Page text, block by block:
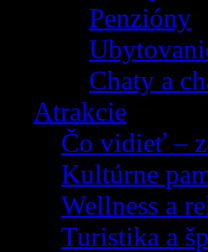
Penzióny
Chaty a
Atrakcie
Čo vidieť –
Kultúrne
Wellness a
Turistika a